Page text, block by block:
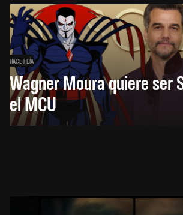
HACE 1 DÍA
Wagner Moura quiere ser
el MCU